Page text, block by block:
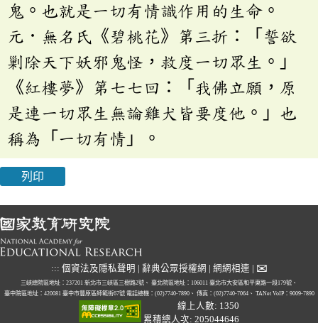
鬼。也就是一切有情識作用的生命。
元．無名氏《碧桃花》第三折：「誓欲
剿除天下妖邪鬼怪，救度一切眾生。」
《紅樓夢》第七七回：「我佛立願，原
是連一切眾生無論雞犬皆要度他。」也
稱為「一切有情」。
列印
::: 個資法及隱私聲明 辭典公眾授權網 網網相連 ✉
三峽總院區地址：237201 新北市三峽區三樹路2號、 臺北院區地址：106011 臺北市大安區和平東路一段179號、
臺中院區地址：420081 臺中市豐原區師範街67號 電話總機：(02)7740-7890、 傳真：(02)7740-7064、 TANet VoIP：9009-7890
線上人數: 1350
累積總人次: 205044646